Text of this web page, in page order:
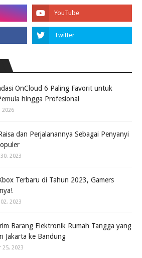
OnCloud 6 Paling Favorit untuk
hingga Profesional
2026
dan Perjalanannya Sebagai Penyanyi
2023
Terbaru di Tahun 2023, Gamers
2023
Barang Elektronik Rumah Tangga yang
Jakarta ke Bandung
25, 2023